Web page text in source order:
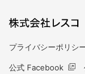
プライバシーポリシ
公式 Facebook